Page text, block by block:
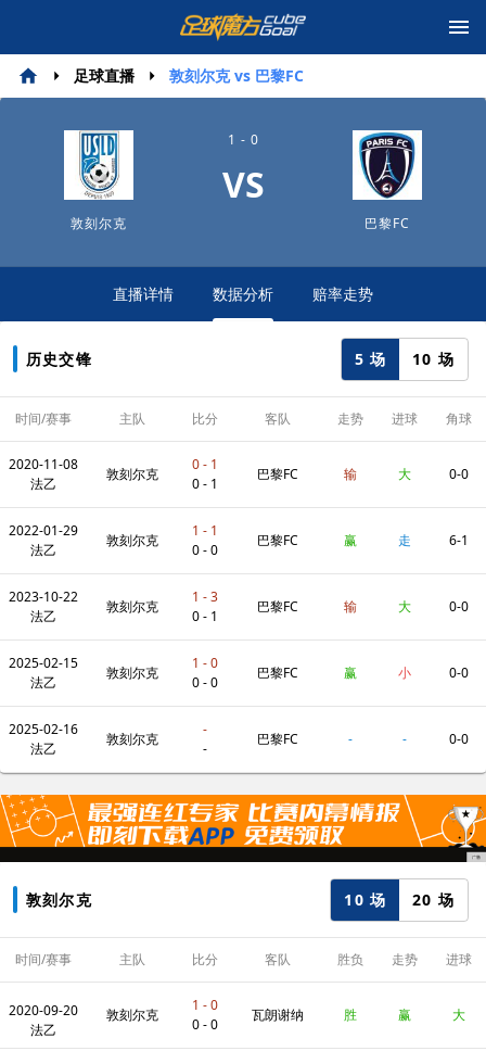
足球直播 敦刻尔克 vs 巴黎FC
敦刻尔克
1 - 0
VS
巴黎FC
直播详情 数据分析 赔率走势
历史交锋 5 场 10 场
时间/赛事 主队 比分 客队 走势 进球 角球
2020-11-08
法乙
敦刻尔克
0 - 1
0 - 1
巴黎FC 输 大 0-0
2022-01-29
法乙
敦刻尔克
1 - 1
0 - 0
巴黎FC 赢 走 6-1
2023-10-22
法乙
敦刻尔克
1 - 3
0 - 1
巴黎FC 输 大 0-0
2025-02-15
法乙
敦刻尔克
1 - 0
0 - 0
巴黎FC 赢 小 0-0
2025-02-16
法乙
敦刻尔克
-
-
巴黎FC - - 0-0
敦刻尔克 10 场 20 场
时间/赛事 主队 比分 客队 胜负 走势 进球
2020-09-20
法乙
敦刻尔克
1 - 0
0 - 0
瓦朗谢纳 胜 赢 大